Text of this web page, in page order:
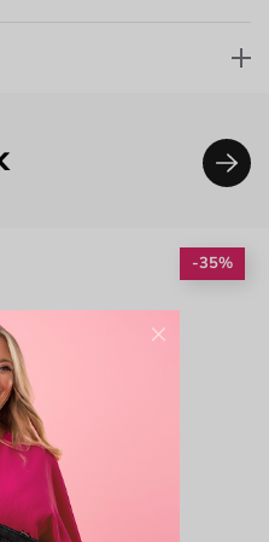
-35%
×